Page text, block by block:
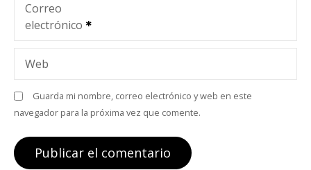
a
d
a
s
Correo
electrónico
Web
Guarda mi nombre, correo electrónico y web en este
navegador para la próxima vez que comente.